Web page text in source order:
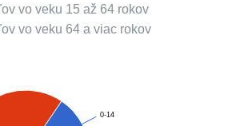
vo veku 15 až 64 rokov
vo veku 64 a viac rokov
0-14